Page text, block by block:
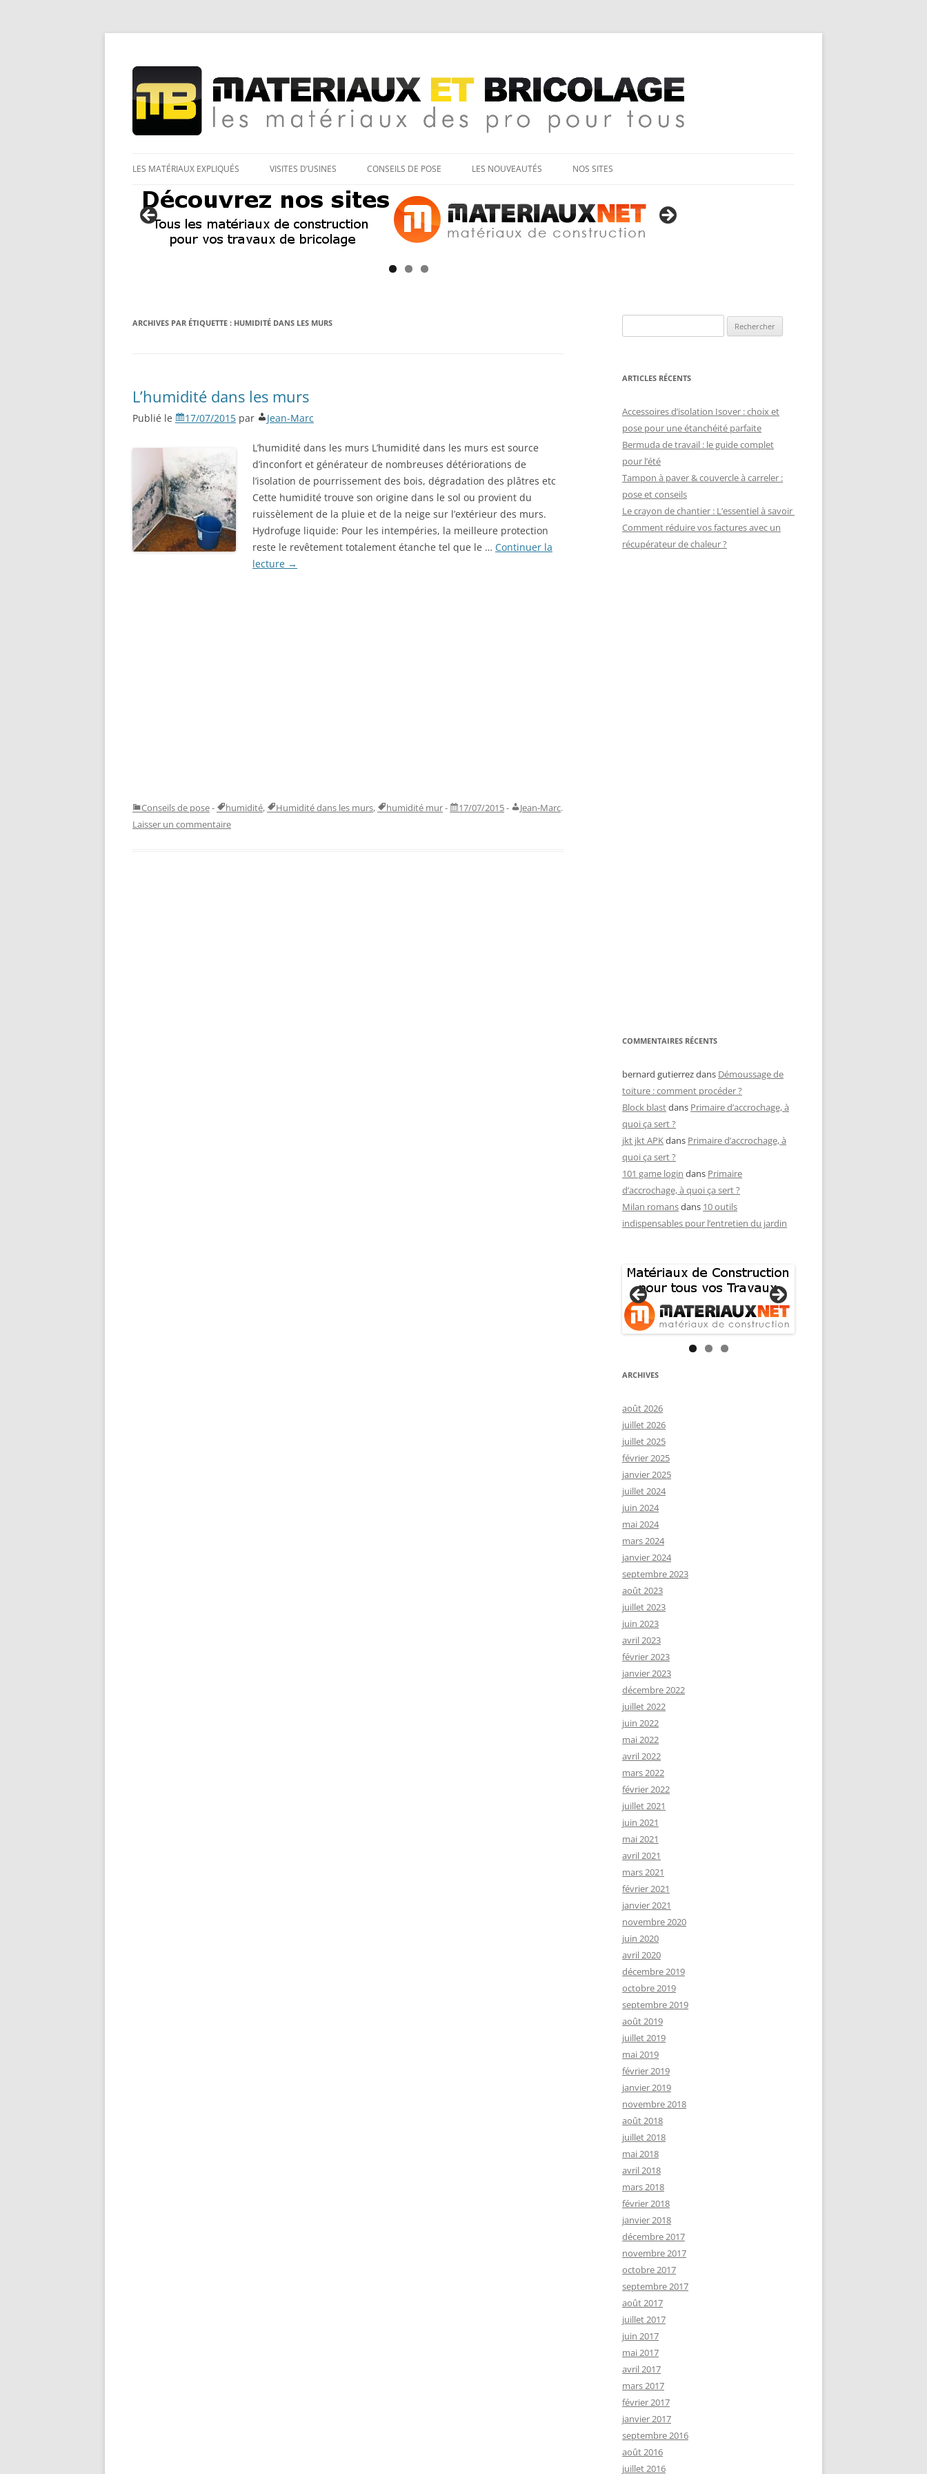
Matériaux et bricolage
au
LES MATÉRIAUX EXPLIQUÉS VISITES D’USINES CONSEILS DE POSE LES NOUVEAUTÉS NOS SITES
ARCHIVES PAR ÉTIQUETTE : HUMIDITÉ DANS LES MURS
L’humidité dans les murs
Publié le 17/07/2015 par Jean-Marc
L’humidité dans les murs L’humidité dans les murs est source
d’inconfort et générateur de nombreuses détériorations de
l’isolation de pourrissement des bois, dégradation des plâtres etc
Cette humidité trouve son origine dans le sol ou provient du
ruissèlement de la pluie et de la neige sur l’extérieur des murs.
Hydrofuge liquide: Pour les intempéries, la meilleure protection
reste le revêtement totalement étanche tel que le … Continuer la
lecture →
Conseils de pose- humidité, Humidité dans les murs, humidité mur- 17/07/2015- Jean-Marc.
Laisser un commentaire
ARTICLES RÉCENTS
Accessoires d’isolation Isover : choix et
pose pour une étanchéité parfaite
Bermuda de travail : le guide complet
pour l’été
Tampon à paver & couvercle à carreler :
pose et conseils
Le crayon de chantier : L’essentiel à savoir
Comment réduire vos factures avec un
récupérateur de chaleur ?
COMMENTAIRES RÉCENTS
bernard gutierrezdans Démoussage de
toiture : comment procéder ?
Block blastdans Primaire d’accrochage, à
quoi ça sert ?
jkt jkt APKdans Primaire d’accrochage, à
quoi ça sert ?
101 game login dans Primaire
d’accrochage, à quoi ça sert ?
Milan romansdans 10 outils
indispensables pour l’entretien du jardin
ARCHIVES
août 2026
juillet 2026
juillet 2025
février 2025
janvier 2025
juillet 2024
juin 2024
mai 2024
mars 2024
janvier 2024
septembre 2023
août 2023
juillet 2023
juin 2023
avril 2023
février 2023
janvier 2023
décembre 2022
juillet 2022
juin 2022
mai 2022
avril 2022
mars 2022
février 2022
juillet 2021
juin 2021
mai 2021
avril 2021
mars 2021
février 2021
janvier 2021
novembre 2020
juin 2020
avril 2020
décembre 2019
octobre 2019
septembre 2019
août 2019
juillet 2019
mai 2019
février 2019
janvier 2019
novembre 2018
août 2018
juillet 2018
mai 2018
avril 2018
mars 2018
février 2018
janvier 2018
décembre 2017
novembre 2017
octobre 2017
septembre 2017
août 2017
juillet 2017
juin 2017
mai 2017
avril 2017
mars 2017
février 2017
janvier 2017
septembre 2016
août 2016
juillet 2016